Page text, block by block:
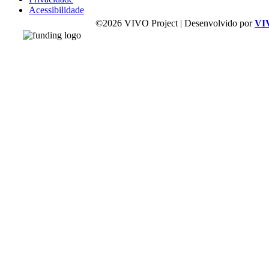
Acessibilidade
©2026 VIVO Project | Desenvolvido por